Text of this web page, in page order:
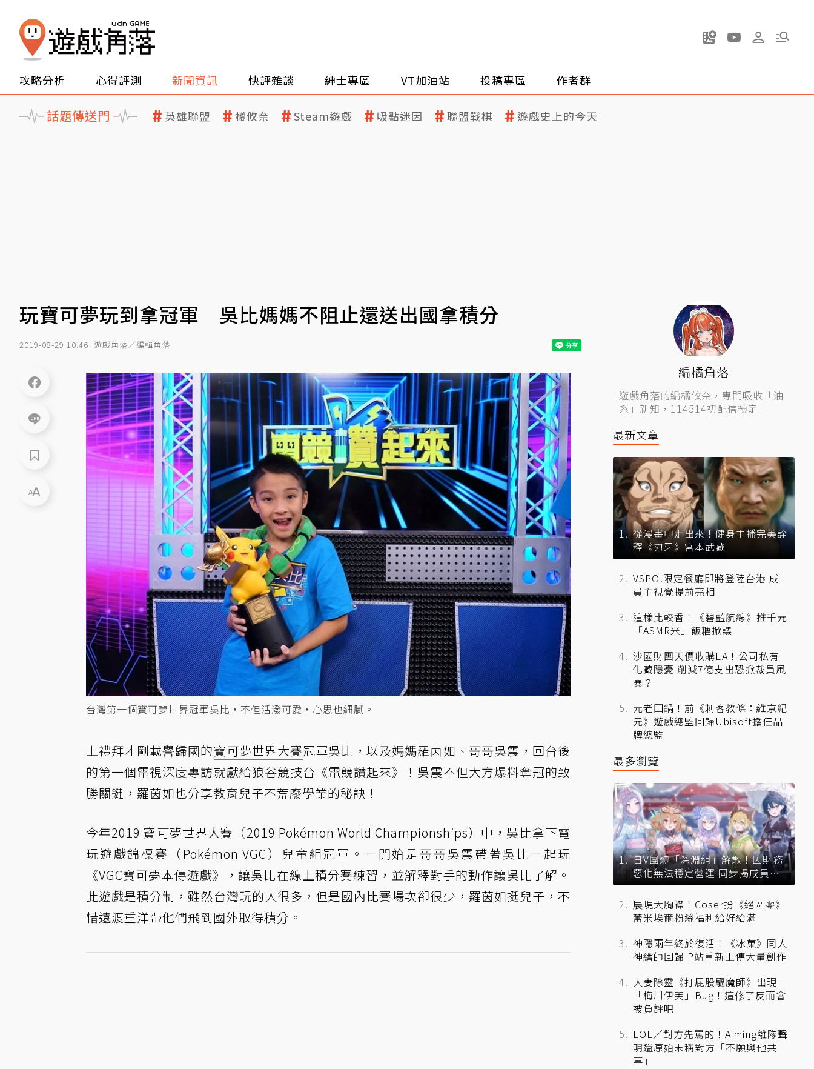
攻略分析 心得評測 新聞資訊 快評雜談 紳士專區 VT加油站 投稿專區 作者群
話題傳送門 英雄聯盟 橘攸奈 Steam遊戲 吸點迷因 聯盟戰棋 遊戲史上的今天
玩寶可夢玩到拿冠軍 吳比媽媽不阻止還送出國拿積分
2019-08-29 10:46 遊戲角落／編輯角落
台灣第一個寶可夢世界冠軍吳比，不但活潑可愛，心思也細膩。
上禮拜才剛載譽歸國的寶可夢世界大賽冠軍吳比，以及媽媽羅茵如、哥哥吳震，回台後
的第一個電視深度專訪就獻給狼谷競技台《電競讚起來》！吳震不但大方爆料奪冠的致
勝關鍵，羅茵如也分享教育兒子不荒廢學業的秘訣！
今年2019 寶可夢世界大賽（2019 Pokémon World Championships）中，吳比拿下電
玩遊戲錦標賽（Pokémon VGC）兒童組冠軍。一開始是哥哥吳震帶著吳比一起玩
《VGC寶可夢本傳遊戲》，讓吳比在線上積分賽練習，並解釋對手的動作讓吳比了解。
此遊戲是積分制，雖然台灣玩的人很多，但是國內比賽場次卻很少，羅茵如挺兒子，不
惜遠渡重洋帶他們飛到國外取得積分。
編橘角落
遊戲角落的編橘攸奈，專門吸收「油
系」新知，114514初配信預定
最新文章
從漫畫中走出來！健身主播完美詮
釋《刃牙》宮本武藏
VSPO!限定餐廳即將登陸台港 成
員主視覺提前亮相
這樣比較香！《碧藍航線》推千元
「ASMR米」飯糰掀議
沙國財團天價收購EA！公司私有
化藏隱憂 削減7億支出恐掀裁員風
暴？
元老回鍋！前《刺客教條：維京紀
元》遊戲總監回歸Ubisoft擔任品
牌總監
最多瀏覽
日V團體「深淵組」解散！因財務
惡化無法穩定營運 同步揭成員未
來去向
展現大胸襟！Coser扮《絕區零》
蕾米埃爾粉絲福利給好給滿
神隱兩年終於復活！《冰菓》同人
神繪師回歸 P站重新上傳大量創作
人妻除靈《打屁股驅魔師》出現
「梅川伊芙」Bug！這修了反而會
被負評吧
LOL／對方先罵的！Aiming離隊聲
明還原始末稱對方「不願與他共
事」